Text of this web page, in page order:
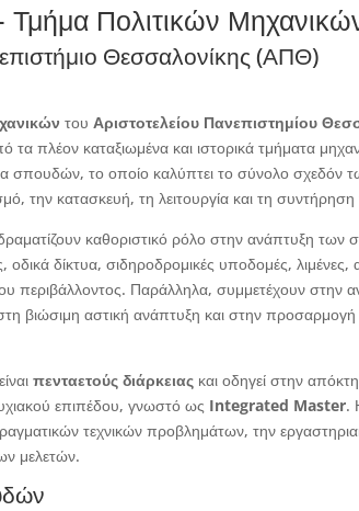
Τμήμα Πολιτικών
Θεσσαλονίκης (ΑΠΘ)
τουΑριστοτελείου Πανεπιστημίου
τα πλέον καταξιωμένα και ιστορικά τμήματα
το οποίο καλύπτει το σύνολο σχεδόν
την κατασκευή, τη λειτουργία και τη
καθοριστικό ρόλο στην ανάπτυξη
οδικά δίκτυα, σιδηροδρομικές υποδομές,
περιβάλλοντος. Παράλληλα, συμμετέχουν στην
βιώσιμη αστική ανάπτυξη και στην
πενταετούς διάρκειας και οδηγεί στην
επιπέδου, γνωστό ως Integrated Master.
τεχνικών προβλημάτων, την
μελετών.